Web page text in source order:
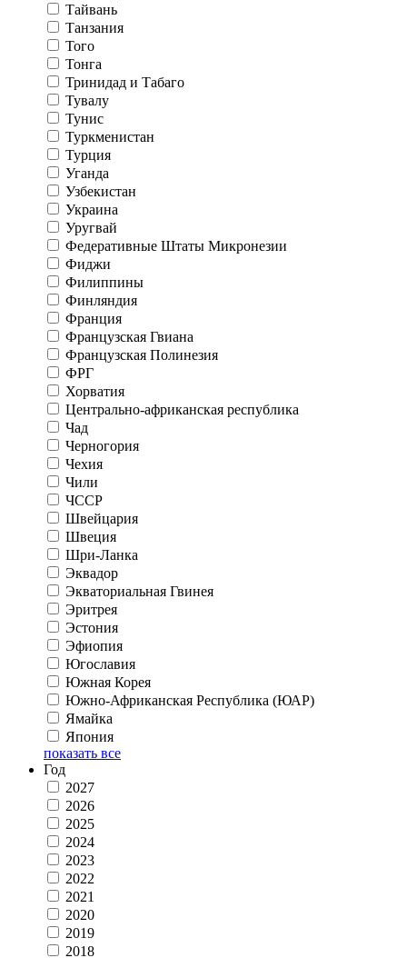
Тайвань
Танзания
Того
Тонга
Тринидад и Табаго
Тувалу
Тунис
Туркменистан
Турция
Уганда
Узбекистан
Украина
Уругвай
Федеративные Штаты Микронезии
Фиджи
Филиппины
Финляндия
Франция
Французская Гвиана
Французская Полинезия
ФРГ
Хорватия
Центрально-африканская республика
Чад
Черногория
Чехия
Чили
ЧССР
Швейцария
Швеция
Шри-Ланка
Эквадор
Экваториальная Гвинея
Эритрея
Эстония
Эфиопия
Югославия
Южная Корея
Южно-Африканская Республика (ЮАР)
Ямайка
Япония
показать все
Год
2027
2026
2025
2024
2023
2022
2021
2020
2019
2018